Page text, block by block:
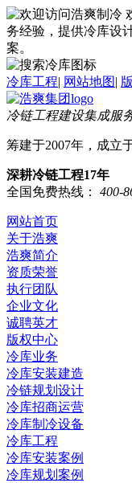
务经验，提供冷库设
案。
冷库工程| 网站地图|
冷链工程建设集成服
筹建于2007年，成立
深耕冷链工程17年
全国免费热线：
400-
网站首页
关于浩爽
浩爽简介
资质荣誉
执行团队
企业文化
诚聘英才
版权中心
冷库业务
冷库安装建造
冷链规划设计
冷库招商运营
冷库制冷设备
冷库工程
冷库安装案例
冷库规划案例